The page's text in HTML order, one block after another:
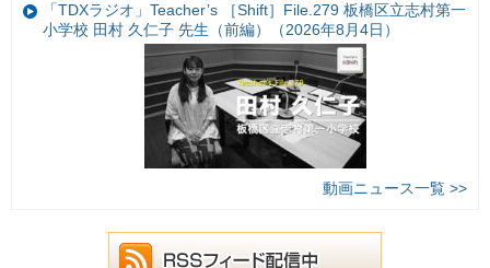
「TDXラジオ」Teacher’s ［Shift］File.279 板橋区立志村第一
小学校 田村 久仁子 先生（前編）（2026年8月4日）
動画ニュース一覧 >>